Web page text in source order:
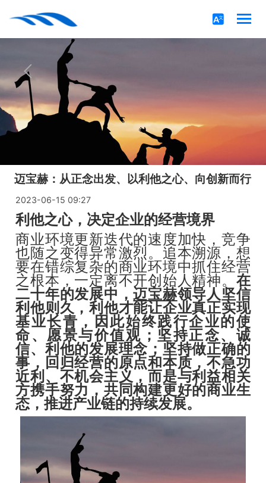
迈宝赫：从正念出发、以利他之心、向创新而行
2023-06-15 09:27
利他之心，决定企业的经营境界
商业环境更新迭代的速度加快，竞争
也随之变得异常激烈。追本溯源，想
要在错综复杂的商业环境中抓住经营
之根本，一定离不开创始人精神。 在
二十年的发展中，迈宝赫领导人坚信
利他则久，利他才能让企业真正实现
基业长青 ，因此始终践行企业的使
命、愿景与价值观；坚持正念、诚
信、利他的发展理念；坚持做正确的
事，回归经营的原点和本质，不急功
近利、不机会主义，而是与利益相关
方携手努力，共同构建更好的商业生
态，推进产业链的持续发展。